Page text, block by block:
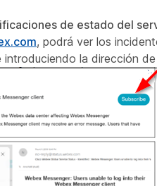
de estado del
, podrá ver los
introduciendo la dirección